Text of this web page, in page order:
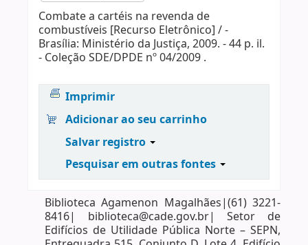
Combate a cartéis na revenda de
combustíveis [Recurso Eletrônico] / -
Brasília: Ministério da Justiça, 2009. - 44 p. il.
- Coleção SDE/DPDE nº 04/2009 .
Imprimir
Adicionar ao seu carrinho
Salvar registro
Pesquisar em outras fontes
Biblioteca Agamenon Magalhães|(61) 3221-
8416| biblioteca@cade.gov.br| Setor de
Edifícios de Utilidade Pública Norte – SEPN,